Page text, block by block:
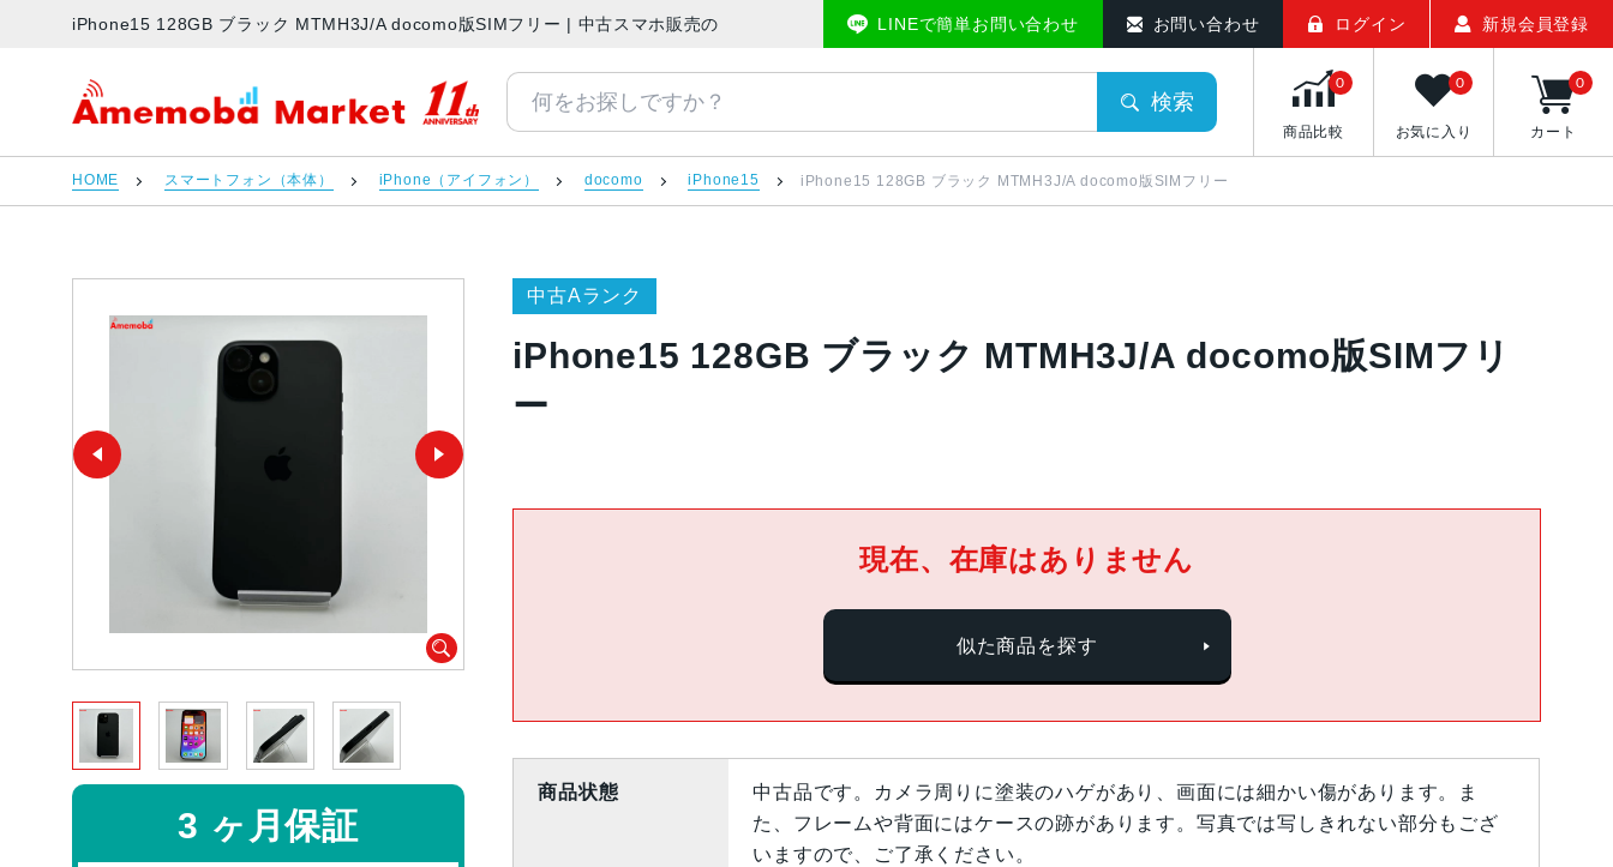
iPhone15 128GB ブラック MTMH3J/A docomo版SIMフリー | 中古スマホ販売のアメモバマーケット LINEで簡単お問い合わせ お問い合わせ ログイン 新規会員登録
アメモバマーケット
検索
商品比較
0
お気に入り
0
カート
0
HOME スマートフォン（本体） iPhone（アイフォン） docomo iPhone15 iPhone15 128GB ブラック MTMH3J/A docomo版SIMフリー
中古Aランク
iPhone15 128GB ブラック MTMH3J/A docomo版SIMフリ
ー
3 ヶ月保証
現在、在庫はありません
似た商品を探す
商品状態
中古品です。カメラ周りに塗装のハゲがあり、画面には細かい傷があります。ま
た、フレームや背面にはケースの跡があります。写真では写しきれない部分もござ
いますので、ご了承ください。